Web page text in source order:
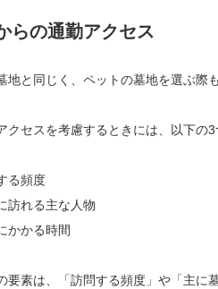
らの通勤アクセス
地と同じく、ペットの墓地を選ぶ際
クセスを考慮するときには、以下の
る頻度
訪れる主な人物
かかる時間
要素は、「訪問する頻度」や「主に